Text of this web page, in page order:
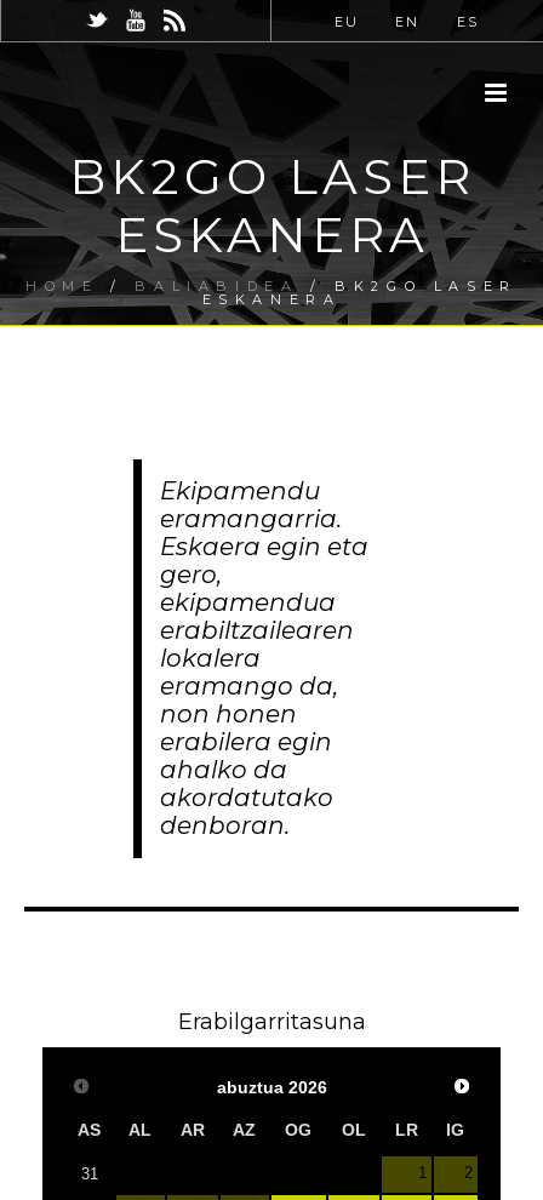
EU EN ES
BK2GO LASER
ESKANERA
HOME / BALIABIDEA / BK2GO LASER
ESKANERA
Ekipamendu
eramangarria.
Eskaera egin eta
gero,
ekipamendua
erabiltzailearen
lokalera
eramango da,
non honen
erabilera egin
ahalko da
akordatutako
denboran.
Erabilgarritasuna
abuztua 2026
AS AL AR AZ OG OL LR IG
31 1 2